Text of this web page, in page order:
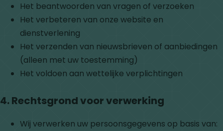
Het beantwoorden van vragen of verzoeken
Het verbeteren van onze website en
dienstverlening
Het verzenden van nieuwsbrieven of aanbiedingen
(alleen met uw toestemming)
Het voldoen aan wettelijke verplichtingen
4. Rechtsgrond voor verwerking
Wij verwerken uw persoonsgegevens op basis van: